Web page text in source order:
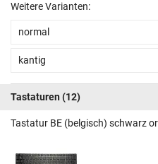
Weitere Varianten:
normal
kantig
Tastaturen (12)
Tastatur BE (belgisch) schwarz